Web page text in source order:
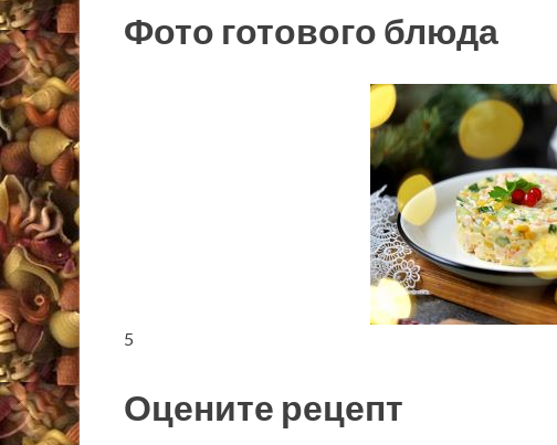
Фото готового блюда
5
Оцените рецепт